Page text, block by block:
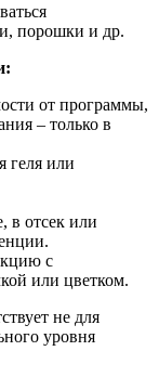
порошки и др.
от программы,
– только в
геля или
в отсек или
с
или цветком.
не для
уровня